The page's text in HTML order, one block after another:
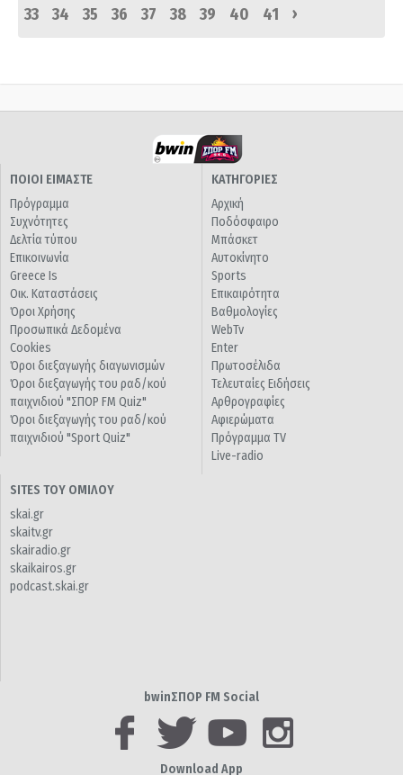
33
34 35 36 37 38 39 40 41 ›
ΠΟΙΟΙ ΕΙΜΑΣΤΕ
Πρόγραμμα
Συχνότητες
Δελτία τύπου
Επικοινωνία
Greece Is
Οικ. Καταστάσεις
Όροι Χρήσης
Προσωπικά Δεδομένα
Cookies
Όροι διεξαγωγής διαγωνισμών
Όροι διεξαγωγής του ραδ/κού
παιχνιδιού "ΣΠΟΡ FM Quiz"
Όροι διεξαγωγής του ραδ/κού
παιχνιδιού "Sport Quiz"
ΚΑΤΗΓΟΡΙΕΣ
Αρχική
Ποδόσφαιρο
Μπάσκετ
Αυτοκίνητο
Sports
Επικαιρότητα
Βαθμολογίες
WebTv
Enter
Πρωτοσέλιδα
Τελευταίες Ειδήσεις
Αρθρογραφίες
Αφιερώματα
Πρόγραμμα TV
Live-radio
SITES ΤΟΥ ΟΜΙΛΟΥ
skai.gr
skaitv.gr
skairadio.gr
skaikairos.gr
podcast.skai.gr
bwinΣΠΟΡ FM Social
Download App